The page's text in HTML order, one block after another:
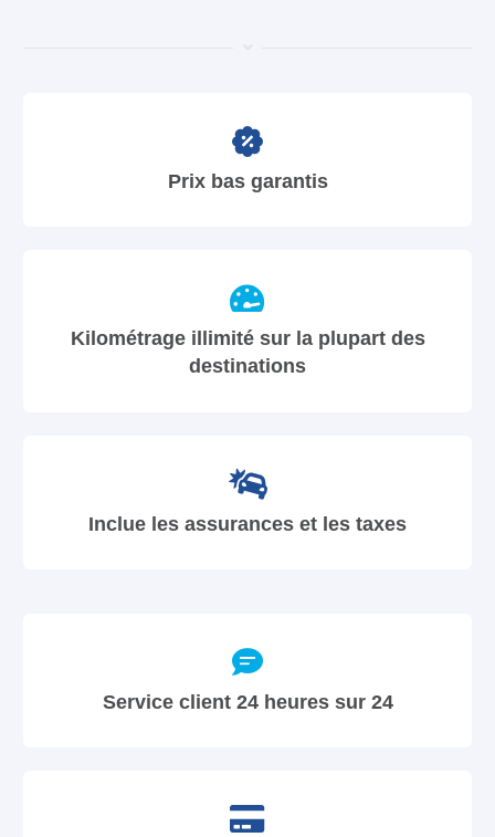
Prix bas garantis
Kilométrage illimité sur la plupart des
destinations
Inclue les assurances et les taxes
Service client 24 heures sur 24